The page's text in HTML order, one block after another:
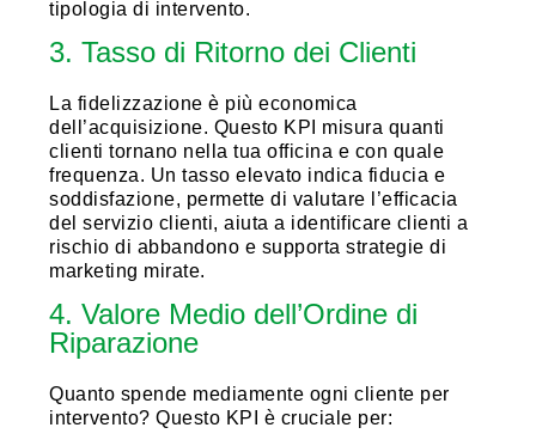
tipologia di intervento.
3. Tasso di Ritorno dei Clienti
La fidelizzazione è più economica
dell’acquisizione. Questo KPI misura quanti
clienti tornano nella tua officina e con quale
frequenza. Un tasso elevato indica fiducia e
soddisfazione, permette di valutare l’efficacia
del servizio clienti, aiuta a identificare clienti a
rischio di abbandono e supporta strategie di
marketing mirate.
4. Valore Medio dell’Ordine di
Riparazione
Quanto spende mediamente ogni cliente per
intervento? Questo KPI è cruciale per: